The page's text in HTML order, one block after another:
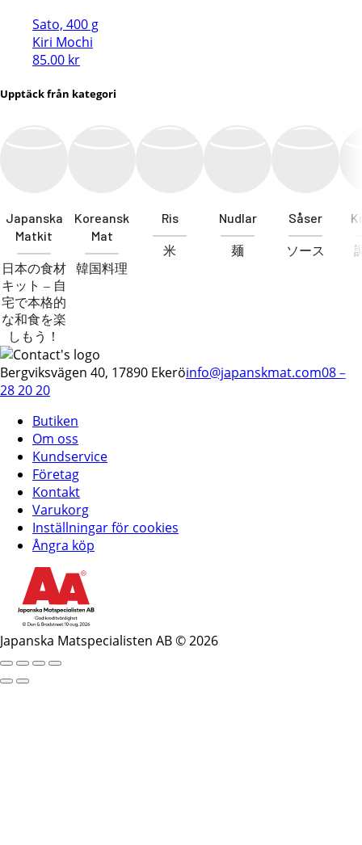
Sato, 400 g
Kiri Mochi
85.00 kr
Upptäck från kategori
Japanska
Matkit
日本の食材
キット – 自
宅で本格的
な和食を楽
しもう！
Koreansk
Mat
韓国料理
Ris
米
Nudlar
麺
Såser
ソース
Bergviksvägen 40, 17890 Ekeröinfo@japanskmat.com08 –
28 20 20
Butiken
Om oss
Kundservice
Företag
Kontakt
Varukorg
Inställningar för cookies
Ångra köp
Japanska Matspecialisten AB © 2026